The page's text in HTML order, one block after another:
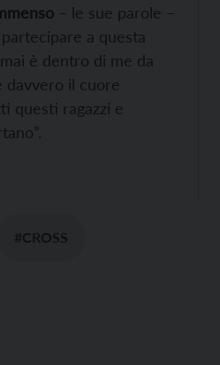
– le sue parole –
a questa
è dentro di me da
davvero il cuore
questi ragazzi e
#CROSS